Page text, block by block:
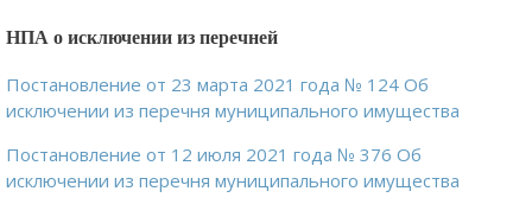
НПА о исключении из перечней
Постановление от 23 марта 2021 года № 124 Об
исключении из перечня муниципального имущества
Постановление от 12 июля 2021 года № 376 Об
исключении из перечня муниципального имущества